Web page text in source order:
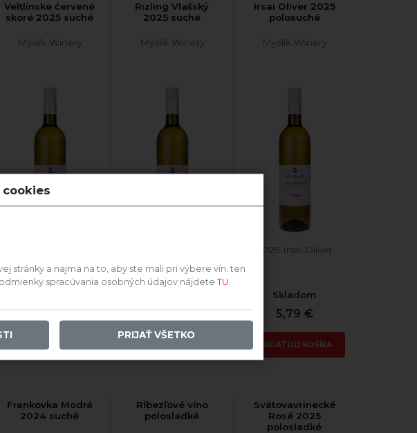
Veltlínske červené
skoré 2025 suché
Myslík Winery
červené skoré
Rizling Vlašský
2025 suché
Myslík Winery
Irsai Oliver 2025
polosuché
Myslík Winery
2025 Irsai Oliver
Skladom
5,79 €
PRIDAŤ DO KOŠÍKA
Frankovka Modrá
2024 suché
Ríbezľové víno
polosladké
Svätovavrinecké
Rosé 2025
polosladké
stránky a najmä na to, aby ste mali pri výbere vín. ten
spracúvania osobných údajov nájdete TU.
PRIJAŤ VŠETKO